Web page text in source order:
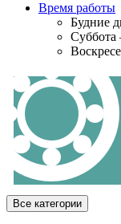
Время работы
Будние
Суббота
Все категории